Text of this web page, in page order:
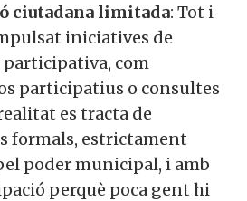
ciutadana limitada: Tot i
iniciatives de
participativa, com
participatius o consultes
es tracta de
formals, estrictament
poder municipal, i amb
perquè poca gent hi